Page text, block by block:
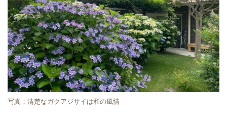
写真：清楚なガクアジサイは和の風情